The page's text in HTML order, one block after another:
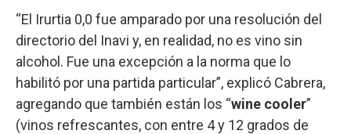
“El Irurtia 0,0 fue amparado por una resolución del
directorio del Inavi y, en realidad, no es vino sin
alcohol. Fue una excepción a la norma que lo
habilitó por una partida particular”, explicó Cabrera,
agregando que también están los “wine cooler”
(vinos refrescantes, con entre 4 y 12 grados de